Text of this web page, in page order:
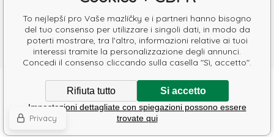
Partita IVA: SK2120864328
Copyright © 2026 AF Distribution s.r.o.
Tutti i diritti riservati.
Ecommerce solutions BINARGON.cz
Poradíme s výběrem krmiva
To nejlepší pro Vaše mazlíčky e i partneri hanno bisogno
del tuo consenso per utilizzare i singoli dati, in modo da
poterti mostrare, tra l'altro, informazioni relative ai tuoi
interessi tramite la personalizzazione degli annunci.
Concedi il consenso cliccando sulla casella "Sì, accetto".
Rifiuta tutto Si accetto
Impostazioni dettagliate con spiegazioni possono essere
trovate qui
Privacy